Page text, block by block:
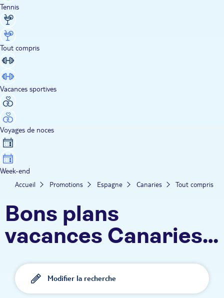
Tennis
Tout compris
Vacances sportives
Voyages de noces
Week-end
Accueil Promotions Espagne Canaries Tout compris
Bons plans
vacances Canaries -
Tout compris
Modifier la recherche